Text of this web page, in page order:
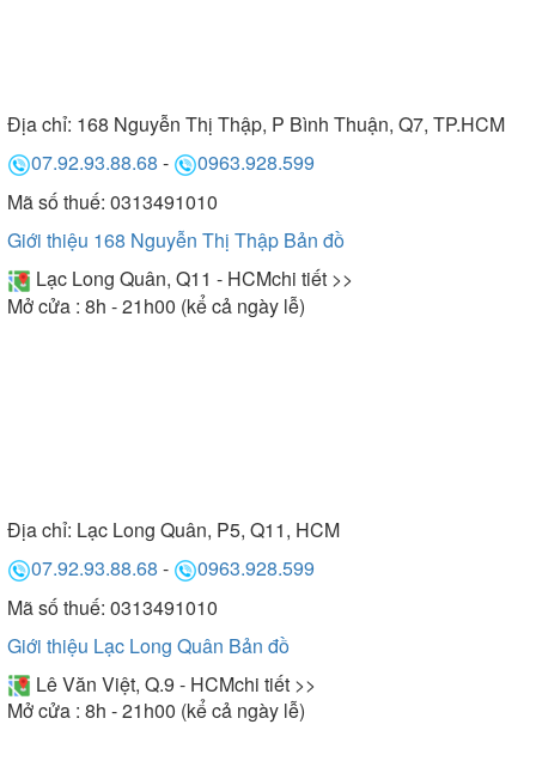
Địa chỉ: 168 Nguyễn Thị Thập, P Bình Thuận, Q7, TP.HCM
07.92.93.88.68 -
0963.928.599
Mã số thuế: 0313491010
Giới thiệu 168 Nguyễn Thị Thập Bản đồ
Lạc Long Quân, Q11 - HCMchi tiết >>
Mở cửa : 8h - 21h00 (kể cả ngày lễ)
Địa chỉ: Lạc Long Quân, P5, Q11, HCM
07.92.93.88.68 -
0963.928.599
Mã số thuế: 0313491010
Giới thiệu Lạc Long Quân Bản đồ
Lê Văn Việt, Q.9 - HCMchi tiết >>
Mở cửa : 8h - 21h00 (kể cả ngày lễ)